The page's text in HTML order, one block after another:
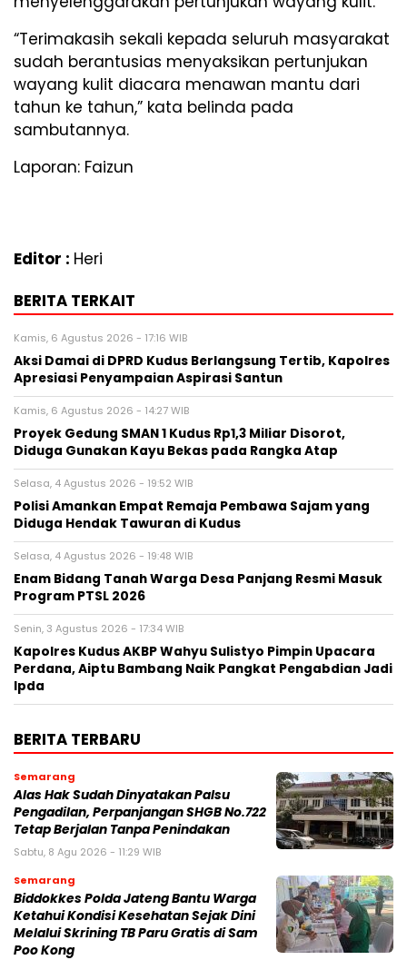
“Terimakasih sekali kepada seluruh masyarakat
sudah berantusias menyaksikan pertunjukan
wayang kulit diacara menawan mantu dari
tahun ke tahun,” kata belinda pada
sambutannya.
Laporan: Faizun
Editor : Heri
BERITA TERKAIT
Kamis, 6 Agustus 2026 - 17:16 WIB
Aksi Damai di DPRD Kudus Berlangsung Tertib, Kapolres
Apresiasi Penyampaian Aspirasi Santun
Kamis, 6 Agustus 2026 - 14:27 WIB
Proyek Gedung SMAN 1 Kudus Rp1,3 Miliar Disorot,
Diduga Gunakan Kayu Bekas pada Rangka Atap
Selasa, 4 Agustus 2026 - 19:52 WIB
Polisi Amankan Empat Remaja Pembawa Sajam yang
Diduga Hendak Tawuran di Kudus
Selasa, 4 Agustus 2026 - 19:48 WIB
Enam Bidang Tanah Warga Desa Panjang Resmi Masuk
Program PTSL 2026
Senin, 3 Agustus 2026 - 17:34 WIB
Kapolres Kudus AKBP Wahyu Sulistyo Pimpin Upacara
Perdana, Aiptu Bambang Naik Pangkat Pengabdian Jadi
Ipda
BERITA TERBARU
Semarang
Alas Hak Sudah Dinyatakan Palsu
Pengadilan, Perpanjangan SHGB No.722
Tetap Berjalan Tanpa Penindakan
Sabtu, 8 Agu 2026 - 11:29 WIB
Semarang
Biddokkes Polda Jateng Bantu Warga
Ketahui Kondisi Kesehatan Sejak Dini
Melalui Skrining TB Paru Gratis di Sam
Poo Kong